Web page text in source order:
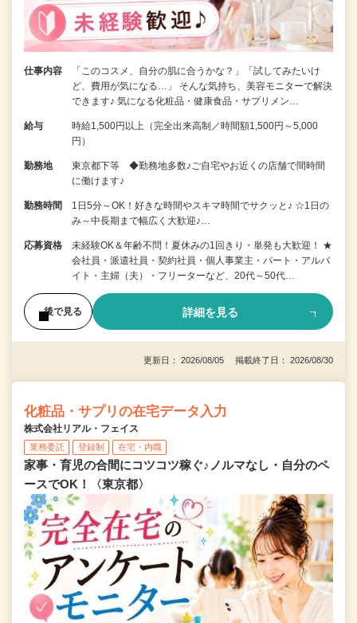
仕事内容
「このコスメ、自分の肌に合うかな？」「試してみたいけ
ど、費用が気になる…」 そんな気持ち、美容モニターで解決
できます♪ 気になる化粧品・健康食品・サプリメン…
給与
時給1,500円以上（完全出来高制／時間額1,500円～5,000
円）
勤務地
東京都下等 ◆勤務地多数♪ご自宅やお近くの店舗で間時間
に働けます♪
勤務時間
1日5分～OK！好きな時間やスキマ時間でサクッと♪ ☆1日の
み～中長期まで幅広く大歓迎♪…
応募資格
未経験OK＆年齢不問！夏休みの1回きり・単発も大歓迎！ ★
会社員・派遣社員・契約社員・個人事業主・パート・アルバ
イト・主婦（夫）・フリーターなど、20代～50代…
後で見る 詳細を見る
更新日： 2026/08/05 掲載終了日： 2026/08/30
化粧品・サプリの在宅データ入力
株式会社リアル・フェイス
業務委託 登録制 在宅・内職
家事・育児の合間にコツコツ稼ぐ♪ノルマなし・自分のペ
ースでOK！〈東京都〉